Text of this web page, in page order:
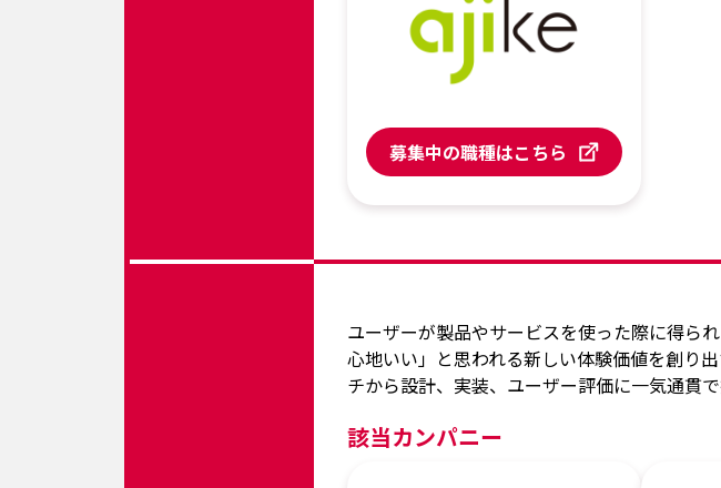
募集中の職種はこちら
ユーザーが製品やサービスを使った際に得ら
心地いい」と思われる新しい体験価値を創り
チから設計、実装、ユーザー評価に一気通貫で
該当カンパニー